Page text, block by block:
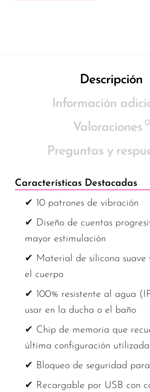
Descripción
Información
Valoraciones 0
Preguntas y
Características Destacadas
✔ 10 patrones de vibración
✔ Diseño de cuentas
mayor estimulación
✔ Material de silicona suave
el cuerpo
✔ 100% resistente al agua
usar en la ducha o el baño
✔ Chip de memoria que
última configuración utilizada
✔ Bloqueo de seguridad
✔ Recargable por USB con